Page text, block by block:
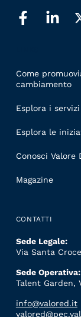
Come
cambiamento
Esplora i servizi
Esplora le
Conosci Valore
Magazine
CONTATTI
Sede Legale:
Via Santa
Sede Operativa:
Talent Garden,
info@valored.it